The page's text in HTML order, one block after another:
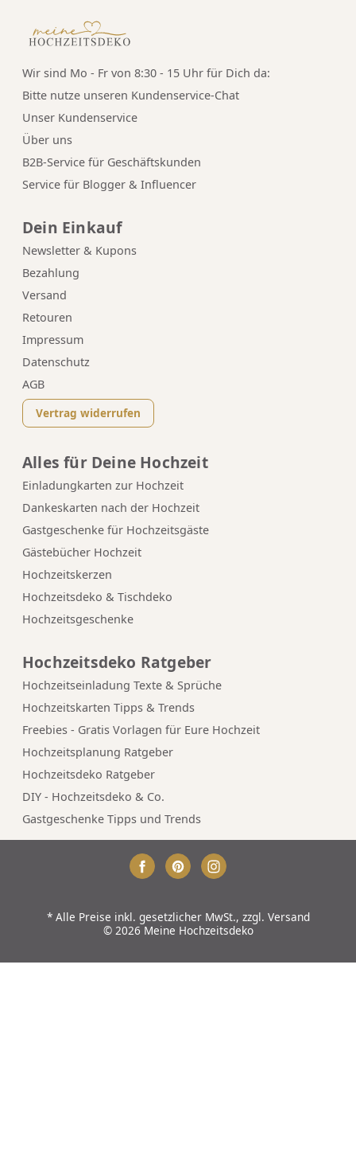
Wir sind Mo - Fr von 8:30 - 15 Uhr für Dich da:
Bitte nutze unseren Kundenservice-Chat
Unser Kundenservice
Über uns
B2B-Service für Geschäftskunden
Service für Blogger & Influencer
Dein Einkauf
Newsletter & Kupons
Bezahlung
Versand
Retouren
Impressum
Datenschutz
AGB
Vertrag widerrufen
Alles für Deine Hochzeit
Einladungkarten zur Hochzeit
Dankeskarten nach der Hochzeit
Gastgeschenke für Hochzeitsgäste
Gästebücher Hochzeit
Hochzeitskerzen
Hochzeitsdeko & Tischdeko
Hochzeitsgeschenke
Hochzeitsdeko Ratgeber
Hochzeitseinladung Texte & Sprüche
Hochzeitskarten Tipps & Trends
Freebies - Gratis Vorlagen für Eure Hochzeit
Hochzeitsplanung Ratgeber
Hochzeitsdeko Ratgeber
DIY - Hochzeitsdeko & Co.
Gastgeschenke Tipps und Trends
*Alle Preise inkl. gesetzlicher MwSt., zzgl. Versand
© 2026 Meine Hochzeitsdeko